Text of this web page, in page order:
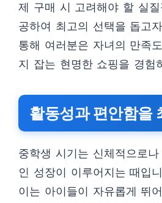
제 구매 시 고려해야 할 실
공하여 최고의 선택을 돕고
통해 여러분은 자녀의 만족
지 잡는 현명한 쇼핑을 경험
활동성과 편안함을
중학생 시기는 신체적으로
인 성장이 이루어지는 때입
이는 아이들이 자유롭게 뛰